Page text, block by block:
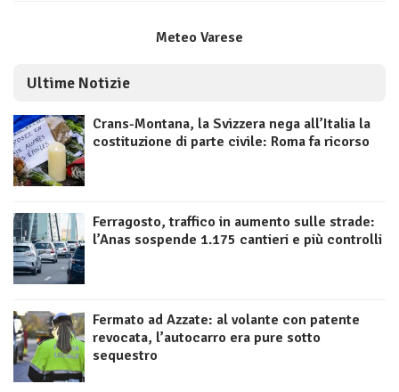
Meteo Varese
Ultime Notizie
Crans-Montana, la Svizzera nega all’Italia la
costituzione di parte civile: Roma fa ricorso
Ferragosto, traffico in aumento sulle strade:
l’Anas sospende 1.175 cantieri e più controlli
Fermato ad Azzate: al volante con patente
revocata, l’autocarro era pure sotto
sequestro